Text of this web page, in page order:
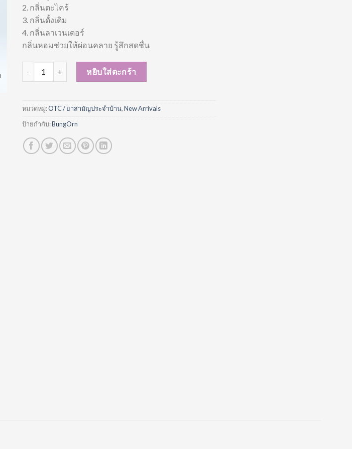
2. กลิ่นตะไคร้
3. กลิ่นดั้งเดิม
4. กลิ่นลาเวนเดอร์
กลิ่นหอมช่วยให้ผ่อนคลาย รู้สึกสดชื่น
จำนวน Bungorn Thai Aromatic Set ชิ้น
หยิบใส่ตะกร้า
หมวดหมู่:OTC / ยาสามัญประจำบ้าน,New Arrivals
ป้ายกำกับ:BungOrn